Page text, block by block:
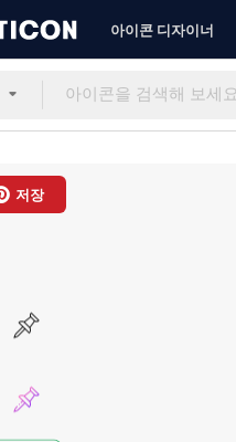
아이콘 디자이너
저장